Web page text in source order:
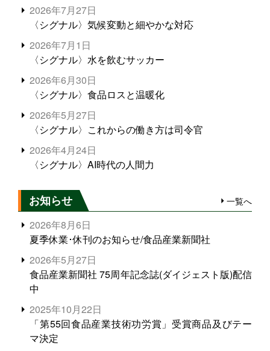
2026年7月27日
〈シグナル〉気候変動と細やかな対応
2026年7月1日
〈シグナル〉水を飲むサッカー
2026年6月30日
〈シグナル〉食品ロスと温暖化
2026年5月27日
〈シグナル〉これからの働き方は司令官
2026年4月24日
〈シグナル〉AI時代の人間力
お知らせ 一覧へ
2026年8月6日
夏季休業･休刊のお知らせ/食品産業新聞社
2026年5月27日
食品産業新聞社 75周年記念誌(ダイジェスト版)配信
中
2025年10月22日
「第55回食品産業技術功労賞」受賞商品及びテー
マ決定